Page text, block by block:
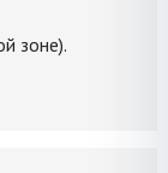
зоне).